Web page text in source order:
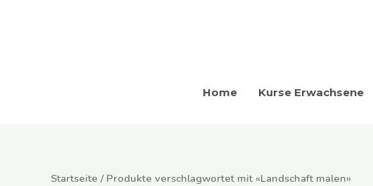
Home Kurse Erwachsene
Startseite / Produkte verschlagwortet mit «Landschaft malen»